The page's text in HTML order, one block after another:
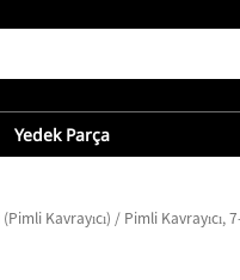
Yedek Parça
Kavrayıcı) / Pimli Kavrayıcı,